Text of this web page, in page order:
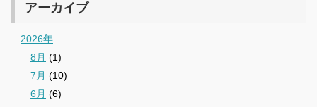
アーカイブ
2026年
8月 (1)
7月 (10)
6月 (6)